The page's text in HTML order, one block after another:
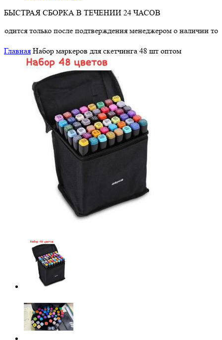
БЫСТРАЯ СБОРКА В ТЕЧЕНИИ 24 ЧАСОВ
после подтверждения менеджером о наличии товара.
Главная Набор маркеров для скетчинга 48 шт оптом